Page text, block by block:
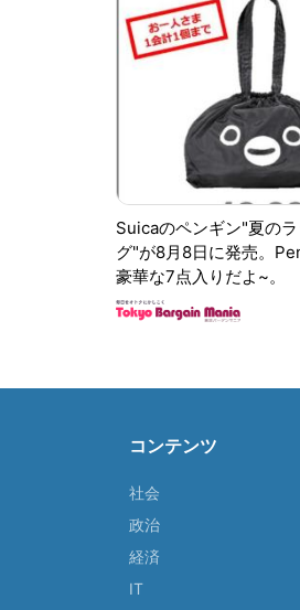
Suicaのペンギン"夏の
グ"が8月8日に発売。
豪華な7点入りだよ~。
コンテンツ
社会
政治
経済
IT